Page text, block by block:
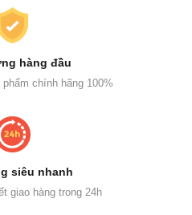
hàng đầu
chính hãng 100%
siêu nhanh
giao hàng trong 24h